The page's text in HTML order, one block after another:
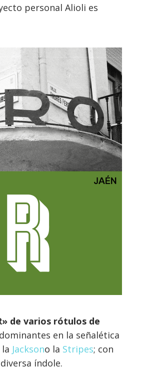
personal Alioli es
de varios rótulos de
en la señalética
Jacksono la Stripes; con
índole.